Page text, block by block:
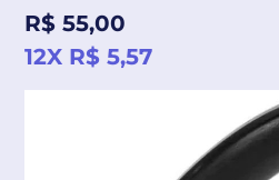
Preço
normal
R$ 55,00
12X R$ 5,57